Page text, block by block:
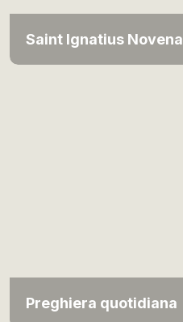
Saint Ignatius Novena
Preghiera quotidiana